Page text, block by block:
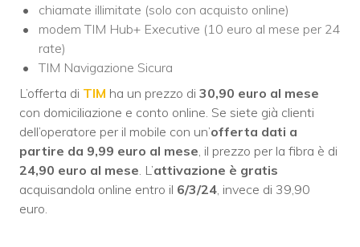
chiamate illimitate (solo con acquisto online)
modem TIM Hub+ Executive (10 euro al mese per 24
rate)
TIM Navigazione Sicura
L’offerta di TIM ha un prezzo di 30,90 euro al mese
con domiciliazione e conto online. Se siete già clienti
dell’operatore per il mobile con un’offerta dati a
partire da 9,99 euro al mese, il prezzo per la fibra è di
24,90 euro al mese. L’attivazione è gratis
acquisandola online entro il 6/3/24, invece di 39,90
euro.